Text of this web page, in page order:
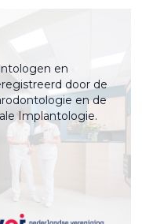
en
door de
en de
Implantologie.